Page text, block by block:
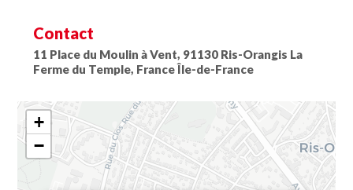
Contact
11 Place du Moulin à Vent, 91130 Ris-Orangis La
Ferme du Temple, France Île-de-France
+
−